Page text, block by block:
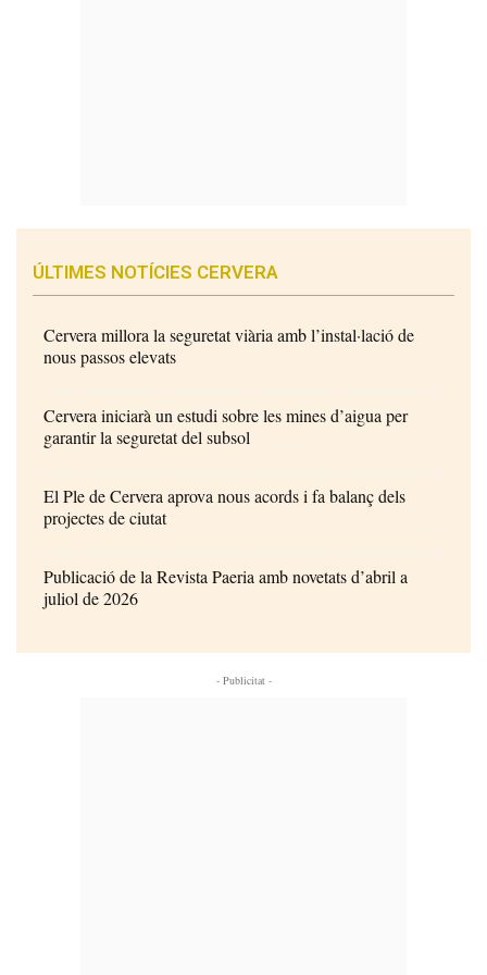
ÚLTIMES NOTÍCIES CERVERA
Cervera millora la seguretat viària amb l’instal·lació de
nous passos elevats
Cervera iniciarà un estudi sobre les mines d’aigua per
garantir la seguretat del subsol
El Ple de Cervera aprova nous acords i fa balanç dels
projectes de ciutat
Publicació de la Revista Paeria amb novetats d’abril a
juliol de 2026
- Publicitat -